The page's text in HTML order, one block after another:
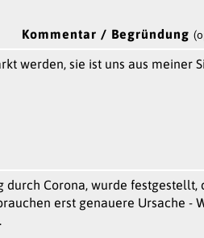
Kommentar / Begründung
werden, sie ist uns aus meiner
durch Corona, wurde
erst genauere Ursache -